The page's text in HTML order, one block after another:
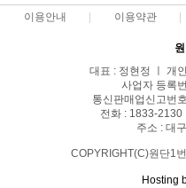
이용안내 이용약관
대표 : 정현정 ㅣ 개
사업자 등록
통신판매업신고번
전화 : 1833-2130
주소 : 대
COPYRIGHT(C)원단1
Hosting